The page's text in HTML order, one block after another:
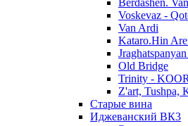
Berdashen.
Voskevaz -
Van Ardi
Kataro.Hin
Old Bridge
Trinity -
Z'art, Tushpa,
Старые вина
Иджеванский ВК3